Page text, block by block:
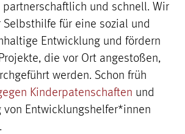
partnerschaftlich und schnell. Wir
für eine sozial und
Entwicklung und fördern
die vor Ort angestoßen,
werden. Schon früh
Kinderpatenschaften und
von Entwicklungshelfer*innen